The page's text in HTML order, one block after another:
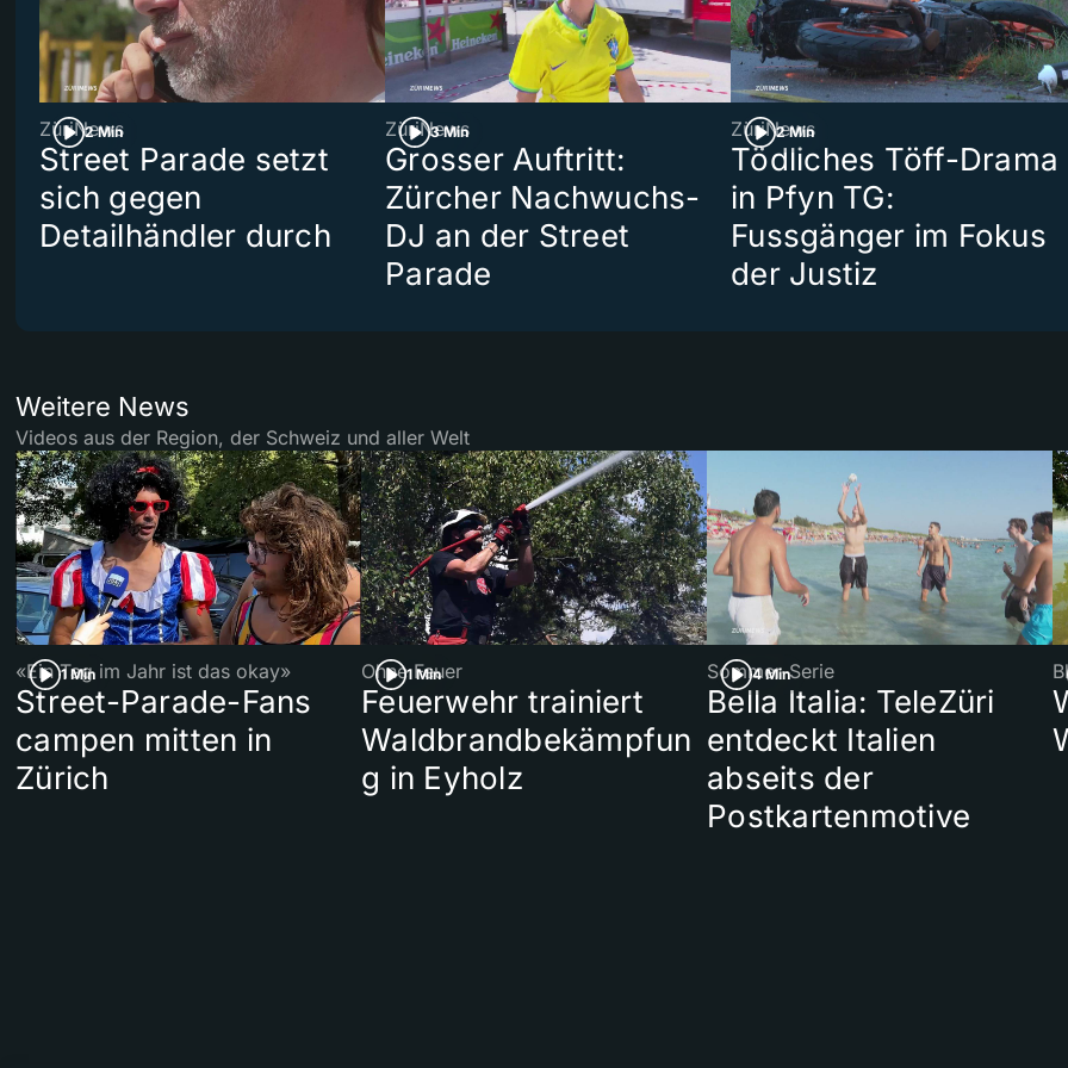
2 Min
ZüriNews
Street Parade setzt
sich gegen
Detailhändler durch
3 Min
ZüriNews
Grosser Auftritt:
Zürcher Nachwuchs-
DJ an der Street
Parade
2 Min
ZüriNews
Tödliches Töff-Drama
in Pfyn TG:
Fussgänger im Fokus
der Justiz
Weitere News
Videos aus der Region, der Schweiz und aller Welt
1 Min
«Ein Tag im Jahr ist das okay»
Street-Parade-Fans
campen mitten in
Zürich
1 Min
Ohne Feuer
Feuerwehr trainiert
Waldbrandbekämpfun
g in Eyholz
4 Min
Sommer-Serie
Bella Italia: TeleZüri
entdeckt Italien
abseits der
Postkartenmotive